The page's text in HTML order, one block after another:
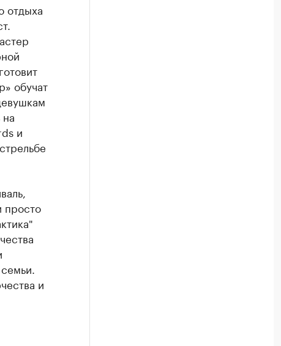
отдыха
обучат
и
просто
и